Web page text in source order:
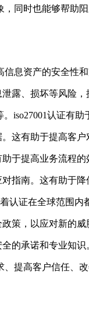
同时也能够帮助
息资产的安全性
露、损坏等风险，
iso27001认证有
这有助于提高客户
于提高业务流程的
指南。这有助于降
认证在全球范围内
策，以应对新的威
的承诺和专业知识
提高客户信任